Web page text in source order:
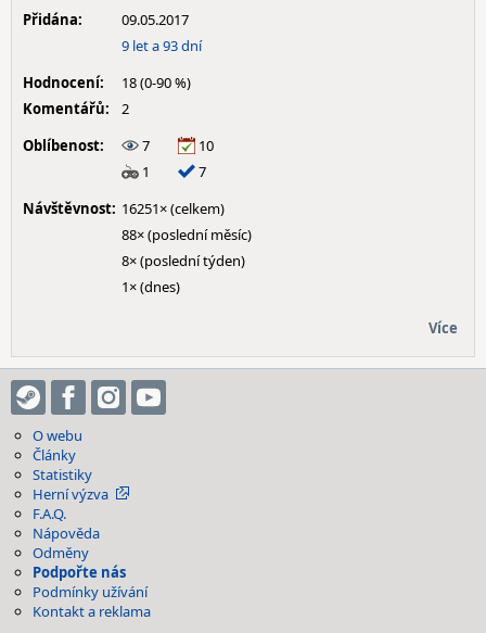
Přidána:
09.05.2017
9 let a 93 dní
Hodnocení:
18 (0-90 %)
Komentářů:
2
Oblíbenost:
7
10
1
7
Návštěvnost: 16251× (celkem)
88× (poslední měsíc)
8× (poslední týden)
1× (dnes)
Více
O webu
Články
Statistiky
Herní výzva
F.A.Q.
Nápověda
Odměny
Podpořte nás
Podmínky užívání
Kontakt a reklama